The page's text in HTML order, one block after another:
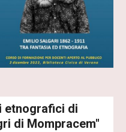
etnografici di
di Mompracem"